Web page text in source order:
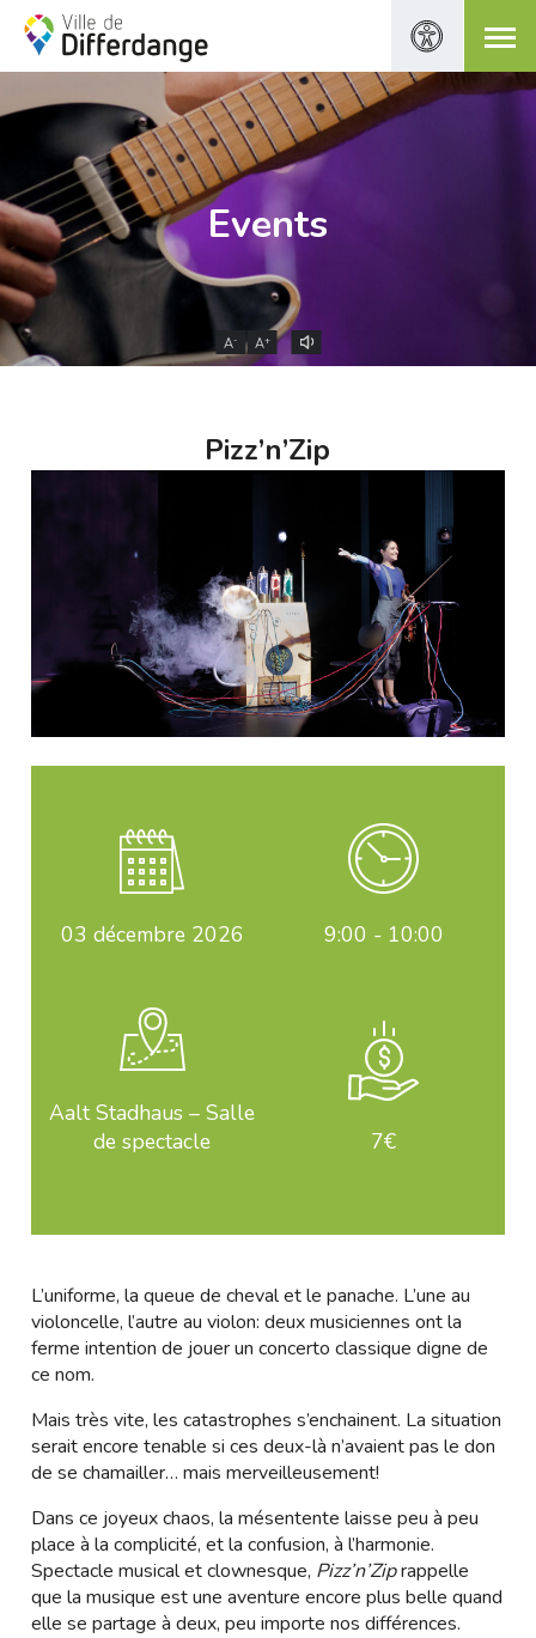
Events
A- A+
Pizz’n’Zip
03 décembre 2026 9:00 - 10:00
Aalt Stadhaus – Salle
de spectacle
7€
L’uniforme, la queue de cheval et le panache. L’une au
violoncelle, l’autre au violon: deux musiciennes ont la
ferme intention de jouer un concerto classique digne de
ce nom.
Mais très vite, les catastrophes s’enchainent. La situation
serait encore tenable si ces deux-là n’avaient pas le don
de se chamailler… mais merveilleusement!
Dans ce joyeux chaos, la mésentente laisse peu à peu
place à la complicité, et la confusion, à l’harmonie.
Spectacle musical et clownesque, Pizz’n’Ziprappelle
que la musique est une aventure encore plus belle quand
elle se partage à deux, peu importe nos différences.